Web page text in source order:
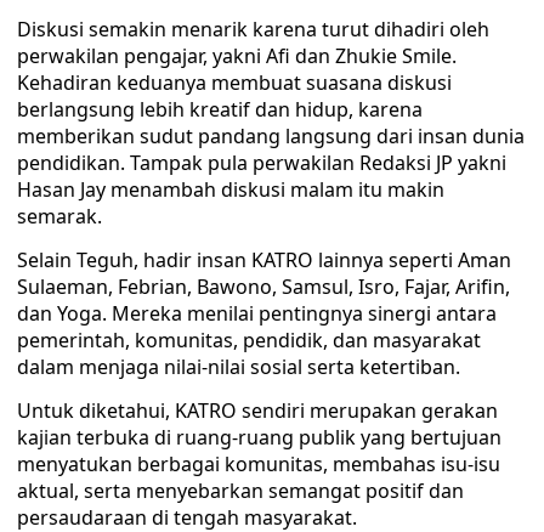
Diskusi semakin menarik karena turut dihadiri oleh
perwakilan pengajar, yakni Afi dan Zhukie Smile.
Kehadiran keduanya membuat suasana diskusi
berlangsung lebih kreatif dan hidup, karena
memberikan sudut pandang langsung dari insan dunia
pendidikan. Tampak pula perwakilan Redaksi JP yakni
Hasan Jay menambah diskusi malam itu makin
semarak.
Selain Teguh, hadir insan KATRO lainnya seperti Aman
Sulaeman, Febrian, Bawono, Samsul, Isro, Fajar, Arifin,
dan Yoga. Mereka menilai pentingnya sinergi antara
pemerintah, komunitas, pendidik, dan masyarakat
dalam menjaga nilai-nilai sosial serta ketertiban.
Untuk diketahui, KATRO sendiri merupakan gerakan
kajian terbuka di ruang-ruang publik yang bertujuan
menyatukan berbagai komunitas, membahas isu-isu
aktual, serta menyebarkan semangat positif dan
persaudaraan di tengah masyarakat.